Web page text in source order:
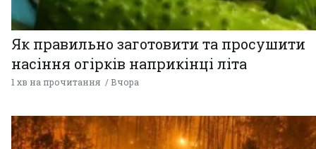
Як правильно заготовити та просушити
насіння огірків наприкінці літа
1 хв на прочитання Вчора